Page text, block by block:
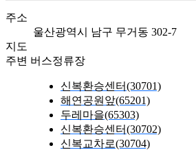
주소
울산광역시 남구 무거동 302-7
지도
주변 버스정류장
신복환승센터(30701)
해연공원앞(65201)
두레마을(65303)
신복환승센터(30702)
신복교차로(30704)